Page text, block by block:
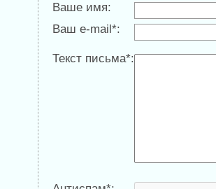
Ваше имя:
Ваш e-mail*:
Текст письма*: